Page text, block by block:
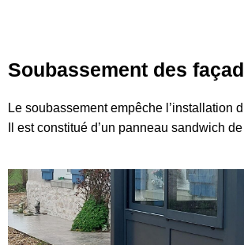
Soubassement des
Le soubassement empêche l’installation
Il est constitué d’un panneau sandwich